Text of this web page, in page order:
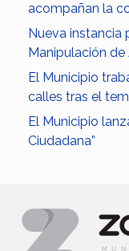
acompañan la
Nueva instancia
Manipulación
El Municipio
calles tras el
El Municipio
Ciudadana”